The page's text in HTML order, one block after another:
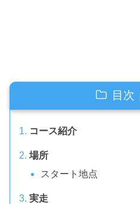
目次
コース紹介
場所
スタート地点
実走